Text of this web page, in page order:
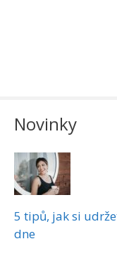
Novinky
5 tipů, jak si
dne